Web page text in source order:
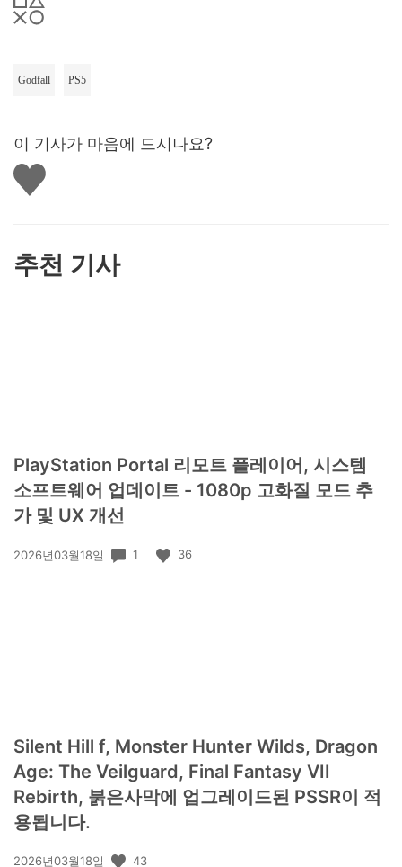
Godfall PS5
이 기사가 마음에 드시나요?
좋
아
추천 기사
PlayStation Portal 리모트 플레이어, 시스템
소프트웨어 업데이트 - 1080p 고화질 모드 추
가 및 UX 개선
공
2026년03월18일 1 36
Silent Hill f, Monster Hunter Wilds, Dragon
Age: The Veilguard, Final Fantasy VII
Rebirth, 붉은사막에 업그레이드된 PSSR이 적
용됩니다.
공
2026년03월18일 43